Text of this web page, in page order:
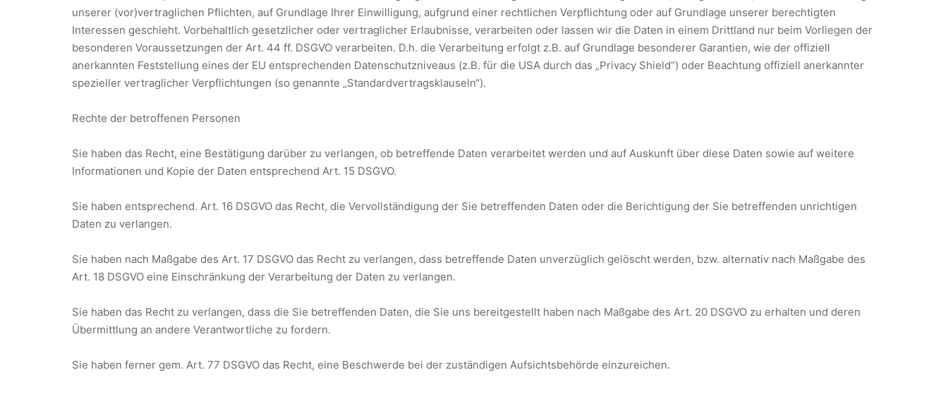
unserer (vor)vertraglichen Pflichten, auf Grundlage Ihrer Einwilligung, aufgrund einer rechtlichen Verpflichtung oder auf Grundlage unserer berechtigten
Interessen geschieht. Vorbehaltlich gesetzlicher oder vertraglicher Erlaubnisse, verarbeiten oder lassen wir die Daten in einem Drittland nur beim Vorliegen der
besonderen Voraussetzungen der Art. 44 ff. DSGVO verarbeiten. D.h. die Verarbeitung erfolgt z.B. auf Grundlage besonderer Garantien, wie der offiziell
anerkannten Feststellung eines der EU entsprechenden Datenschutzniveaus (z.B. für die USA durch das „Privacy Shield“) oder Beachtung offiziell anerkannter
spezieller vertraglicher Verpflichtungen (so genannte „Standardvertragsklauseln“).
Rechte der betroffenen Personen
Sie haben das Recht, eine Bestätigung darüber zu verlangen, ob betreffende Daten verarbeitet werden und auf Auskunft über diese Daten sowie auf weitere
Informationen und Kopie der Daten entsprechend Art. 15 DSGVO.
Sie haben entsprechend. Art. 16 DSGVO das Recht, die Vervollständigung der Sie betreffenden Daten oder die Berichtigung der Sie betreffenden unrichtigen
Daten zu verlangen.
Sie haben nach Maßgabe des Art. 17 DSGVO das Recht zu verlangen, dass betreffende Daten unverzüglich gelöscht werden, bzw. alternativ nach Maßgabe des
Art. 18 DSGVO eine Einschränkung der Verarbeitung der Daten zu verlangen.
Sie haben das Recht zu verlangen, dass die Sie betreffenden Daten, die Sie uns bereitgestellt haben nach Maßgabe des Art. 20 DSGVO zu erhalten und deren
Übermittlung an andere Verantwortliche zu fordern.
Sie haben ferner gem. Art. 77 DSGVO das Recht, eine Beschwerde bei der zuständigen Aufsichtsbehörde einzureichen.